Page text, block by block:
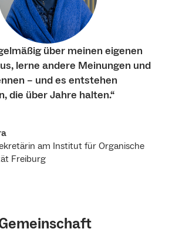
über meinen eigenen
lerne andere Meinungen und
– und es entstehen
die über Jahre halten.“
am Institut für Organische
Freiburg